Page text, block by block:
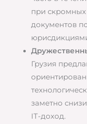
при
документов
Грузия
заметно
IT-доход.